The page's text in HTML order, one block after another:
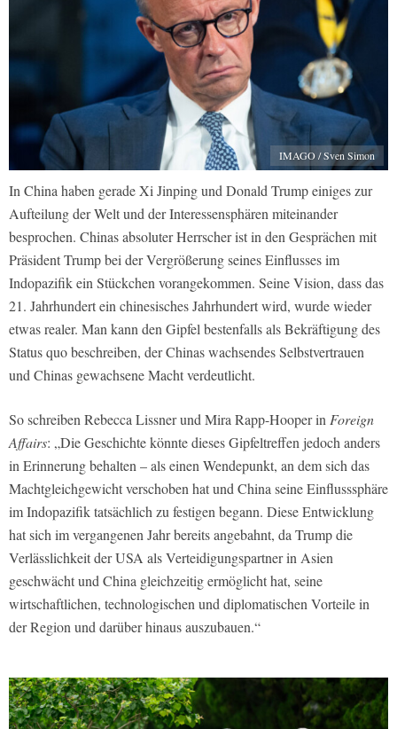
IMAGO / Sven Simon
In China haben gerade Xi Jinping und Donald Trump einiges zur
Aufteilung der Welt und der Interessensphären miteinander
besprochen. Chinas absoluter Herrscher ist in den Gesprächen mit
Präsident Trump bei der Vergrößerung seines Einflusses im
Indopazifik ein Stückchen vorangekommen. Seine Vision, dass das
21. Jahrhundert ein chinesisches Jahrhundert wird, wurde wieder
etwas realer. Man kann den Gipfel bestenfalls als Bekräftigung des
Status quo beschreiben, der Chinas wachsendes Selbstvertrauen
und Chinas gewachsene Macht verdeutlicht.
So schreiben Rebecca Lissner und Mira Rapp-Hooper inForeign
Affairs: „Die Geschichte könnte dieses Gipfeltreffen jedoch anders
in Erinnerung behalten – als einen Wendepunkt, an dem sich das
Machtgleichgewicht verschoben hat und China seine Einflusssphäre
im Indopazifik tatsächlich zu festigen begann. Diese Entwicklung
hat sich im vergangenen Jahr bereits angebahnt, da Trump die
Verlässlichkeit der USA als Verteidigungspartner in Asien
geschwächt und China gleichzeitig ermöglicht hat, seine
wirtschaftlichen, technologischen und diplomatischen Vorteile in
der Region und darüber hinaus auszubauen.“